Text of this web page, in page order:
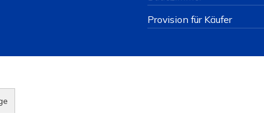
Provision für Käufer